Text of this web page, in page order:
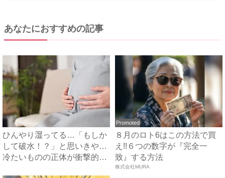
あなたにおすすめの記事
ひんやり湿ってる…「もしか
して破水！？」と思いきや…
冷たいものの正体が衝撃的す
Promoted
８月のロト6はこの方法で買
え!!６つの数字が『完全一
致』する方法
株式会社MURA